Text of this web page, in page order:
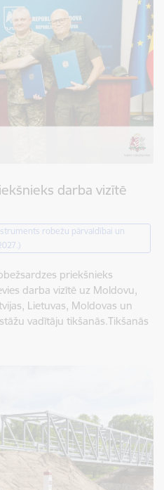
darba vizītē
robežu pārvaldībai un
priekšnieks
darba vizītē uz Moldovu,
Lietuvas, Moldovas un
vadītāju tikšanās.Tikšanās